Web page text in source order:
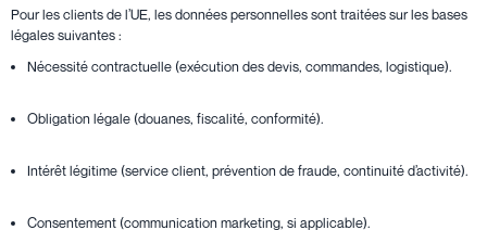
Pour les clients de l’UE, les données personnelles sont traitées sur les bases
légales suivantes :
Nécessité contractuelle (exécution des devis, commandes, logistique).
Obligation légale (douanes, fiscalité, conformité).
Intérêt légitime (service client, prévention de fraude, continuité d’activité).
Consentement (communication marketing, si applicable).